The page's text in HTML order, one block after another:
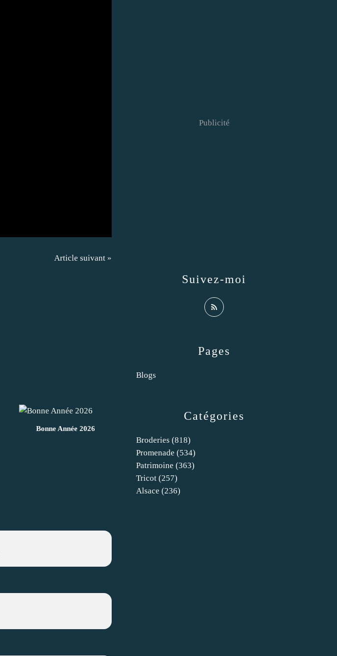
Article suivant »
Bonne Année 2026
Catégories
Broderies (818)
Promenade (534)
Patrimoine (363)
Tricot (257)
Alsace (236)
Pages
Blogs
Suivez-moi
Publicité